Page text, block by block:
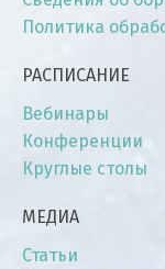
Политика
РАСПИСАНИЕ
Вебинары
Конференции
Круглые столы
МЕДИА
Статьи